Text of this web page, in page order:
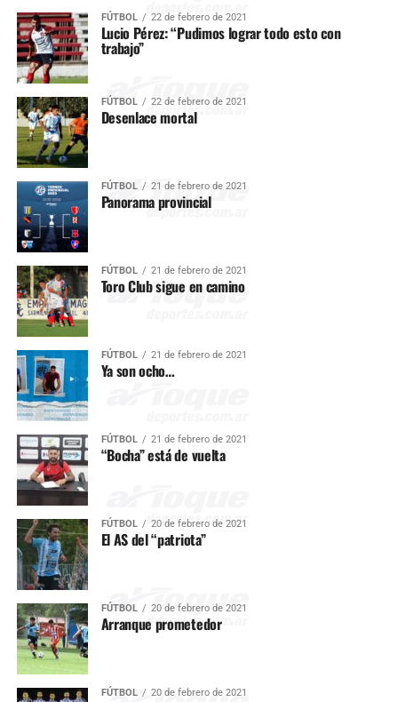
FÚTBOL 22 de febrero de 2021
Lucio Pérez: “Pudimos lograr todo esto con
trabajo”
FÚTBOL 22 de febrero de 2021
Desenlace mortal
FÚTBOL 21 de febrero de 2021
Panorama provincial
FÚTBOL 21 de febrero de 2021
Toro Club sigue en camino
FÚTBOL 21 de febrero de 2021
Ya son ocho…
FÚTBOL 21 de febrero de 2021
“Bocha” está de vuelta
FÚTBOL 20 de febrero de 2021
El AS del “patriota”
FÚTBOL 20 de febrero de 2021
Arranque prometedor
FÚTBOL 20 de febrero de 2021